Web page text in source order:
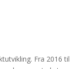
Fra 2016 til